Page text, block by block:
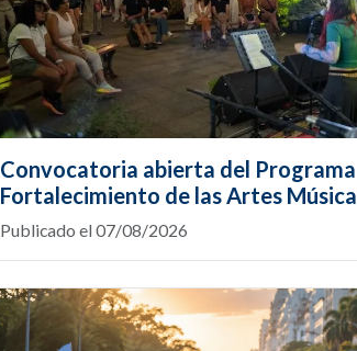
Convocatoria abierta del Programa
Fortalecimiento de las Artes Música
Publicado el 07/08/2026